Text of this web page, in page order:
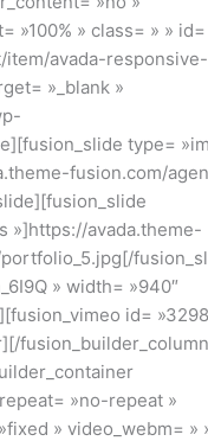
»100% » class= » » id=
avada-responsive-
»_blank »
type=
fusion.com/
»]https://avada.theme-
» width= »940″
id=
»no-repeat »
» video_webm= »